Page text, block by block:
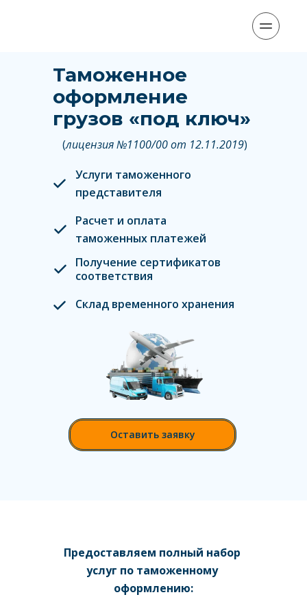
Таможенное
оформление
грузов «под ключ»
Услуги таможенного
представителя
Расчет и оплата
таможенных платежей
(лицензия №1100/00 от 12.11.2019)
Оставить заявку
Получение сертификатов
соответствия
Склад временного хранения
Предоставляем полный набор
услуг по таможенному
оформлению: